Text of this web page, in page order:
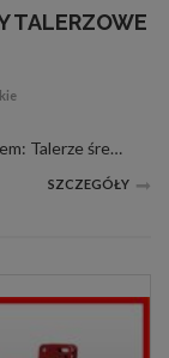
TALERZOWE
Specyfikacja agregatu talerzowego z hydropakiem: Talerze średnicy 560 mm i grubości 6mm Rozstaw między rzędami talerzy - 75 cm Składane skrajne talerze Piasty bezobsługowe 5 otworowe Amortyzatory gumowe Hydropak Ekrany boczne Stopki podporowe si...
SZCZEGÓŁY